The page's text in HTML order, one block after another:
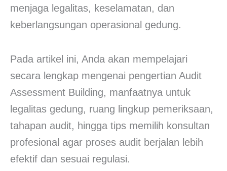
menjaga legalitas, keselamatan, dan
keberlangsungan operasional gedung.
Pada artikel ini, Anda akan mempelajari
secara lengkap mengenai pengertian Audit
Assessment Building, manfaatnya untuk
legalitas gedung, ruang lingkup pemeriksaan,
tahapan audit, hingga tips memilih konsultan
profesional agar proses audit berjalan lebih
efektif dan sesuai regulasi.